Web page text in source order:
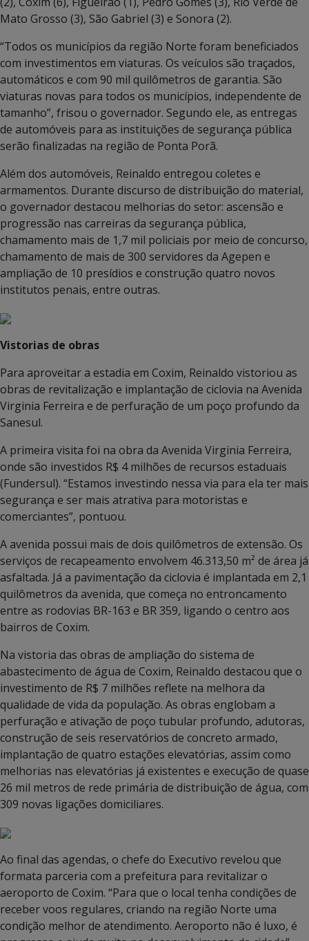
Mato Grosso (3), São Gabriel (3) e Sonora (2).
“Todos os municípios da região Norte foram beneficiados
com investimentos em viaturas. Os veículos são traçados,
automáticos e com 90 mil quilômetros de garantia. São
viaturas novas para todos os municípios, independente de
tamanho”, frisou o governador. Segundo ele, as entregas
de automóveis para as instituições de segurança pública
serão finalizadas na região de Ponta Porã.
Além dos automóveis, Reinaldo entregou coletes e
armamentos. Durante discurso de distribuição do material,
o governador destacou melhorias do setor: ascensão e
progressão nas carreiras da segurança pública,
chamamento mais de 1,7 mil policiais por meio de concurso,
chamamento de mais de 300 servidores da Agepen e
ampliação de 10 presídios e construção quatro novos
institutos penais, entre outras.
Vistorias de obras
Para aproveitar a estadia em Coxim, Reinaldo vistoriou as
obras de revitalização e implantação de ciclovia na Avenida
Virginia Ferreira e de perfuração de um poço profundo da
Sanesul.
A primeira visita foi na obra da Avenida Virginia Ferreira,
onde são investidos R$ 4 milhões de recursos estaduais
(Fundersul). “Estamos investindo nessa via para ela ter mais
segurança e ser mais atrativa para motoristas e
comerciantes”, pontuou.
A avenida possui mais de dois quilômetros de extensão. Os
serviços de recapeamento envolvem 46.313,50 m² de área já
asfaltada. Já a pavimentação da ciclovia é implantada em 2,1
quilômetros da avenida, que começa no entroncamento
entre as rodovias BR-163 e BR 359, ligando o centro aos
bairros de Coxim.
Na vistoria das obras de ampliação do sistema de
abastecimento de água de Coxim, Reinaldo destacou que o
investimento de R$ 7 milhões reflete na melhora da
qualidade de vida da população. As obras englobam a
perfuração e ativação de poço tubular profundo, adutoras,
construção de seis reservatórios de concreto armado,
implantação de quatro estações elevatórias, assim como
melhorias nas elevatórias já existentes e execução de quase
26 mil metros de rede primária de distribuição de água, com
309 novas ligações domiciliares.
Ao final das agendas, o chefe do Executivo revelou que
formata parceria com a prefeitura para revitalizar o
aeroporto de Coxim. “Para que o local tenha condições de
receber voos regulares, criando na região Norte uma
condição melhor de atendimento. Aeroporto não é luxo, é